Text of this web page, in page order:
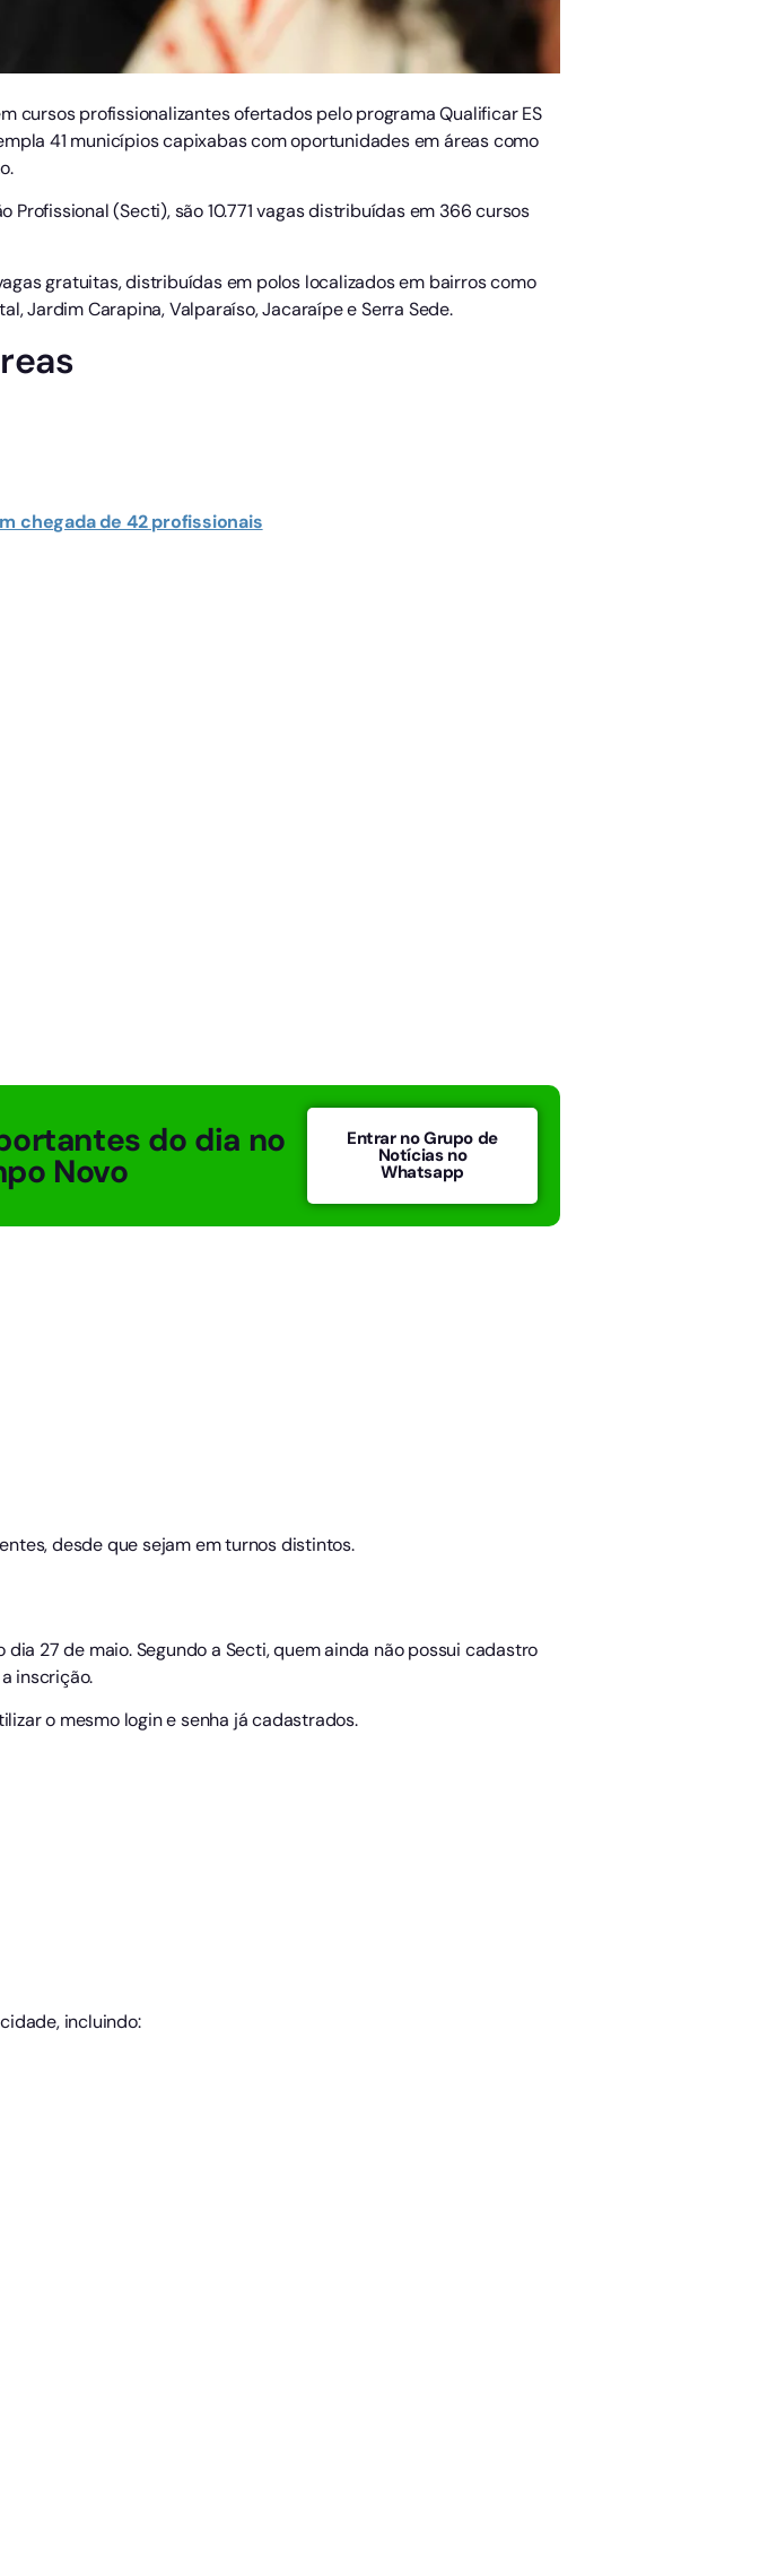
cursos profissionalizantes ofertados pelo programa Qualificar ES
41 municípios capixabas com oportunidades em áreas como
Profissional (Secti), são 10.771 vagas distribuídas em 366 cursos
gratuitas, distribuídas em polos localizados em bairros como
Jardim Carapina, Valparaíso, Jacaraípe e Serra Sede.
chegada de 42 profissionais
do dia no
Novo
Entrar no Grupo de
Notícias no
Whatsapp
desde que sejam em turnos distintos.
27 de maio. Segundo a Secti, quem ainda não possui cadastro
inscrição.
o mesmo login e senha já cadastrados.
incluindo: